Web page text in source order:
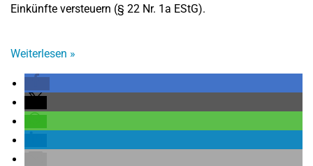
Einkünfte versteuern (§ 22 Nr. 1a EStG).
Weiterlesen »